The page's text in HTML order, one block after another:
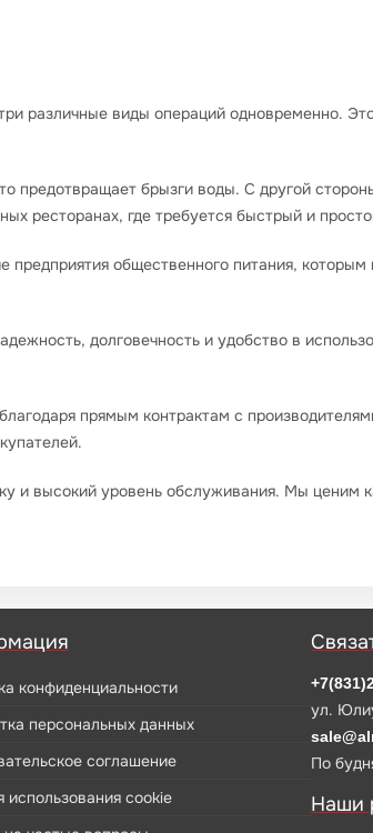
различные виды операций одновременно.
предотвращает брызги воды. С другой
ресторанах, где требуется быстрый и
общественного питания,
долговечность и удобство в
прямым контрактам с
и высокий уровень обслуживания. Мы ценим
конфиденциальности
персональных данных
соглашение
использования cookie
ул.
По
Наши